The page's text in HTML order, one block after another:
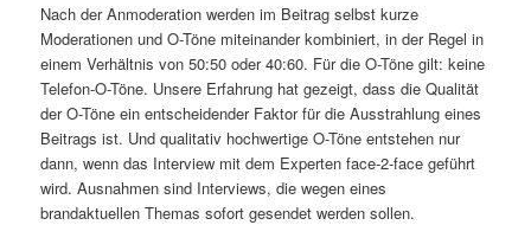
Nach der Anmoderation werden im Beitrag selbst kurze
Moderationen und O-Töne miteinander kombiniert, in der Regel in
einem Verhältnis von 50:50 oder 40:60. Für die O-Töne gilt: keine
Telefon-O-Töne. Unsere Erfahrung hat gezeigt, dass die Qualität
der O-Töne ein entscheidender Faktor für die Ausstrahlung eines
Beitrags ist. Und qualitativ hochwertige O-Töne entstehen nur
dann, wenn das Interview mit dem Experten face-2-face geführt
wird. Ausnahmen sind Interviews, die wegen eines
brandaktuellen Themas sofort gesendet werden sollen.